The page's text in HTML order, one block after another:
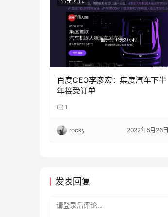
百度CEO李彦宏：集度汽车下半
年接受订单
1
rocky 2022年5月26日
发表回复